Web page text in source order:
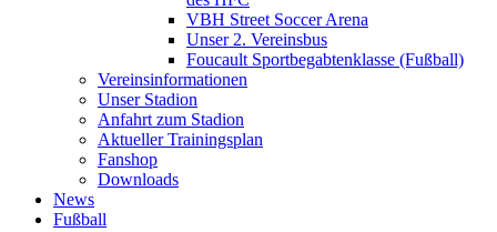
VBH Street Soccer Arena
Unser 2. Vereinsbus
Foucault Sportbegabtenklasse (Fußball)
Vereinsinformationen
Unser Stadion
Anfahrt zum Stadion
Aktueller Trainingsplan
Fanshop
Downloads
News
Fußball